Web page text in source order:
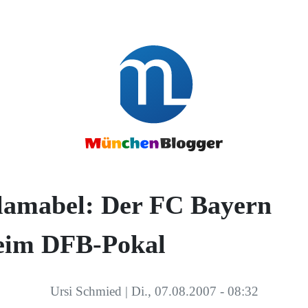
Der FC Bayern
DFB-Pokal
Ursi Schmied | Di., 07.08.2007 - 08:32